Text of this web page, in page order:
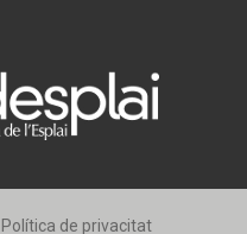
Política de privacitat